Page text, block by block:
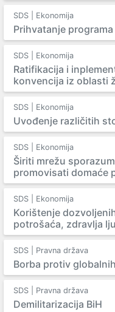
SDS | Ekonomija
Prihvatanje programa
SDS | Ekonomija
Ratifikacija i
konvencija iz oblasti
SDS | Ekonomija
Uvođenje različitih
SDS | Ekonomija
Širiti mrežu
promovisati domaće
SDS | Ekonomija
Korištenje
potrošaća, zdravlja
SDS | Pravna država
Borba protiv
SDS | Pravna država
Demilitarizacija BiH